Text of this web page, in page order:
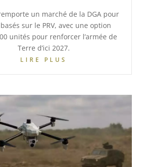
un marché de la DGA pour
basés sur le PRV, avec une option
unités pour renforcer l’armée de
Terre d’ici 2027.
LIRE PLUS